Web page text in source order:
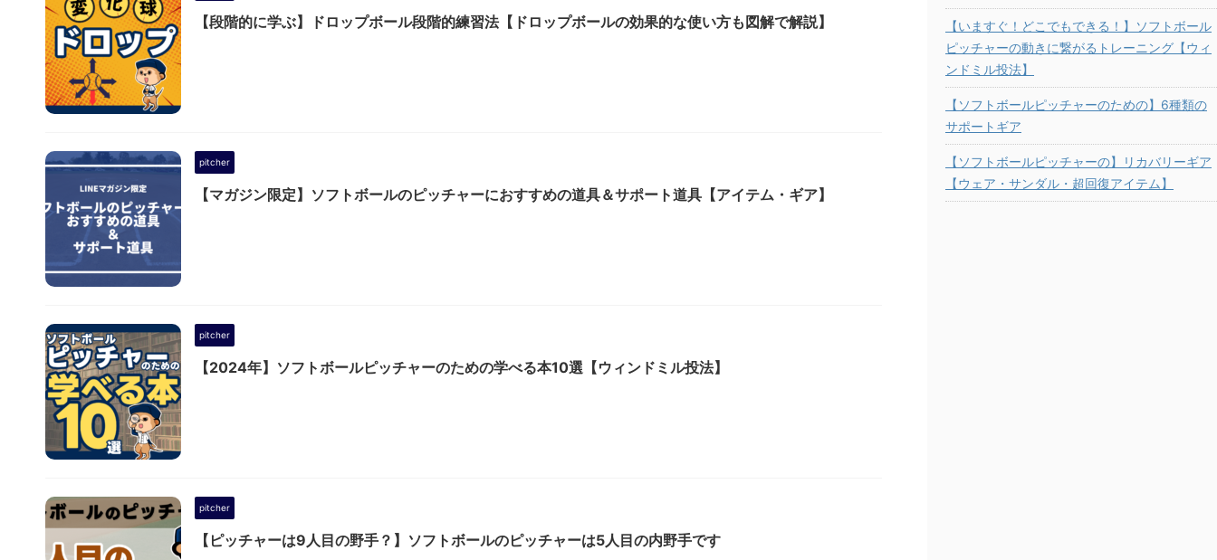
【段階的に学ぶ】ドロップボール段階的練習法【ドロップボールの効果的な使い方も図解で解説】
pitcher
【マガジン限定】ソフトボールのピッチャーにおすすめの道具＆サポート道具【アイテム・ギア】
pitcher
【2024年】ソフトボールピッチャーのための学べる本10選【ウィンドミル投法】
pitcher
【ピッチャーは9人目の野手？】ソフトボールのピッチャーは5人目の内野手です
【いますぐ！どこでもできる！】ソフトボール
ピッチャーの動きに繋がるトレーニング【ウィ
ンドミル投法】
【ソフトボールピッチャーのための】6種類の
サポートギア
【ソフトボールピッチャーの】リカバリーギア
【ウェア・サンダル・超回復アイテム】